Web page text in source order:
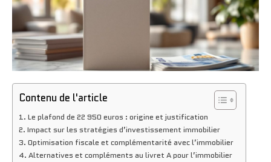
Contenu de l'article
Le plafond de 22 950 euros : origine et justification
Impact sur les stratégies d’investissement immobilier
Optimisation fiscale et complémentarité avec l’immobilier
Alternatives et compléments au livret A pour l’immobilier